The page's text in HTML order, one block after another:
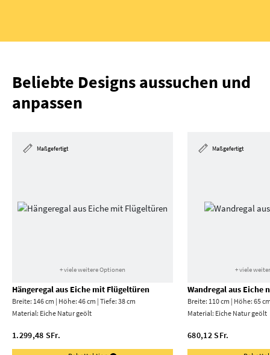
Beliebte Designs aussuchen und
anpassen
Maßgefertigt
+ viele weitere Optionen
Hängeregal aus Eiche mit Flügeltüren
Breite: 146 cm | Höhe: 46 cm | Tiefe: 38 cm
Material: Eiche Natur geölt
1.299,48 SFr.
Maßgefertigt
+ viele
Wandregal aus Eiche
Breite: 110 cm | Höhe: 65
Material: Eiche Natur geölt
680,12 SFr.